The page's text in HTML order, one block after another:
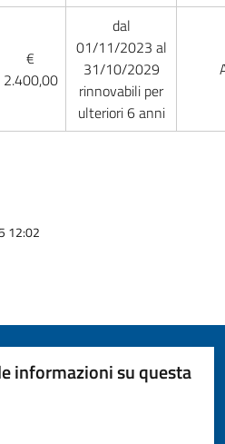
€
2.400,00
dal
01/11/2023 al
31/10/2029
rinnovabili per
ulteriori 6 anni
12:02
informazioni su questa